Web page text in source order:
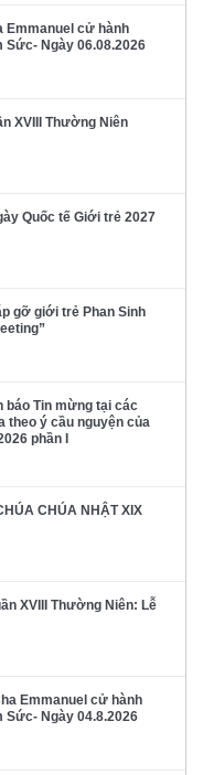
Emmanuel cử hành
Sức- Ngày 06.08.2026
XVIII Thường Niên
Quốc tế Giới trẻ 2027
gỡ giới trẻ Phan Sinh
báo Tin mừng tại các
theo ý cầu nguyện của
phần I
CHÚA NHẬT XIX
XVIII Thường Niên: Lễ
Emmanuel cử hành
Sức- Ngày 04.8.2026